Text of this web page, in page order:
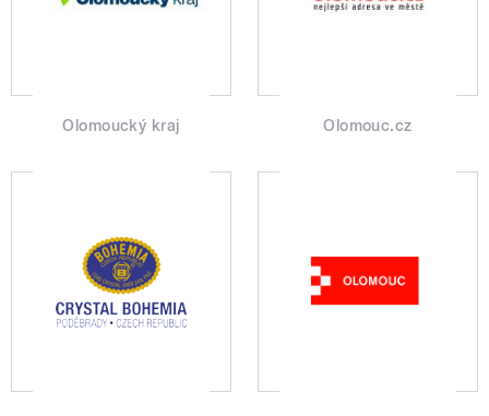
Olomoucký kraj Olomouc.cz